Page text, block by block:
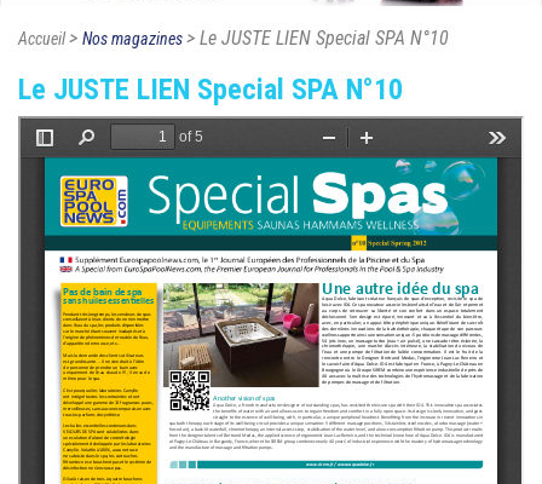
Accueil> Nos magazines> Le JUSTE LIEN Special SPA N°10
Le JUSTE LIEN Special SPA N°10